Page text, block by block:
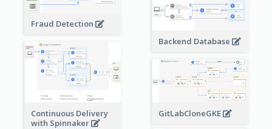
Fraud Detection
Backend Database
Continuous Delivery
with Spinnaker
GitLabCloneGKE